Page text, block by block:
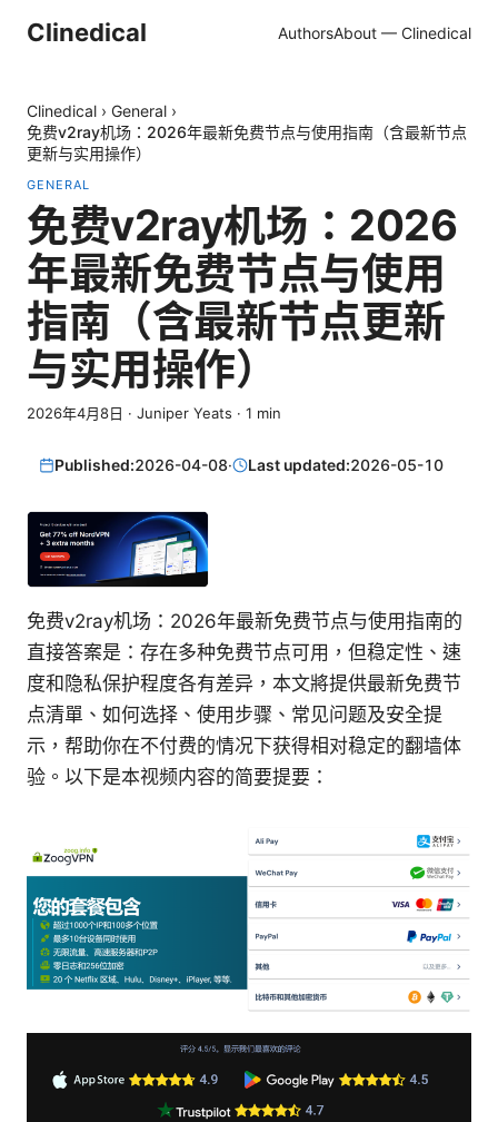
Clinedical AuthorsAbout — Clinedical
Clinedical › General ›
免费v2ray机场：2026年最新免费节点与使用指南（含最新节点
更新与实用操作）
GENERAL
免费v2ray机场：2026
年最新免费节点与使用
指南（含最新节点更新
与实用操作）
2026年4月8日 · Juniper Yeats · 1 min
Published:2026-04-08· Last updated:2026-05-10
免费v2ray机场：2026年最新免费节点与使用指南的
直接答案是：存在多种免费节点可用，但稳定性、速
度和隐私保护程度各有差异，本文將提供最新免费节
点清單、如何选择、使用步骤、常见问题及安全提
示，帮助你在不付费的情况下获得相对稳定的翻墙体
验。以下是本视频内容的简要提要：